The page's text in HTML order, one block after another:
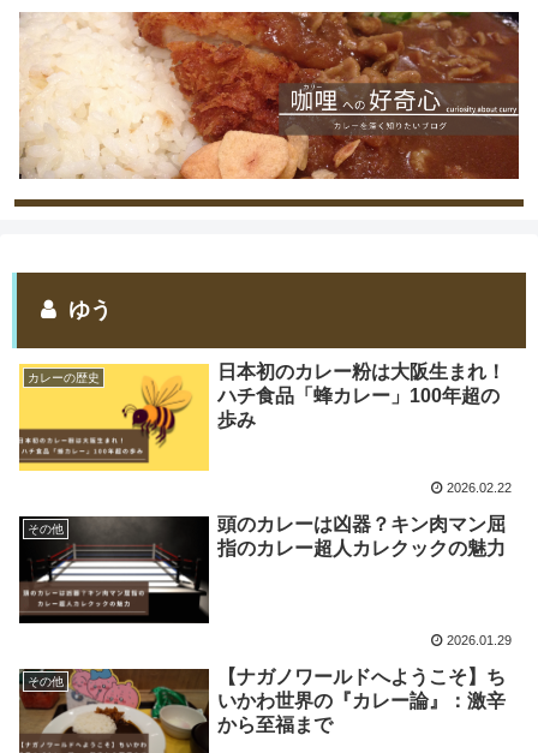
ゆう
カレーの歴史
日本初のカレー粉は大阪生まれ！
ハチ食品「蜂カレー」100年超の
歩み
2026.02.22
その他
頭のカレーは凶器？キン肉マン屈
指のカレー超人カレクックの魅力
2026.01.29
その他
【ナガノワールドへようこそ】ち
いかわ世界の『カレー論』：激辛
から至福まで